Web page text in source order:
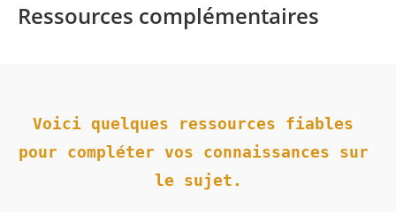
Ressources complémentaires
Voici quelques ressources fiables
pour compléter vos connaissances sur
le sujet.